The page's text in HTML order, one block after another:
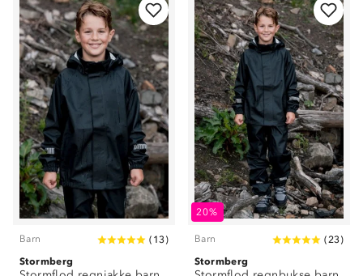
Barn ( 13)
Stormberg
20%
Barn (23)
Stormberg